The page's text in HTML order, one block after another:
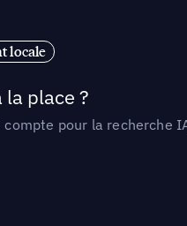
locale
place ?
pour la recherche